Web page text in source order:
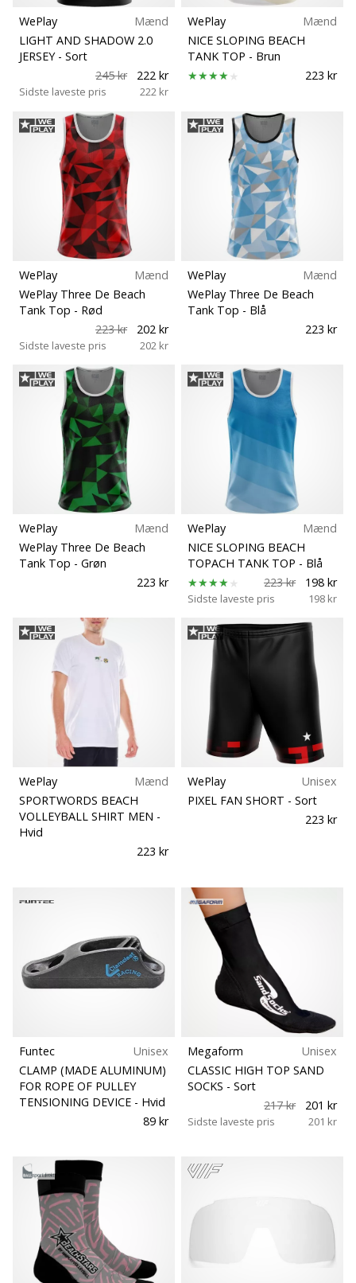
WePlay
Mænd
LIGHT AND SHADOW 2.0
JERSEY - Sort
245 kr
222 kr
Sidste laveste pris 222 kr
WePlay
Mænd
NICE SLOPING BEACH
TANK TOP - Brun
223 kr
WePlay
Mænd
WePlay Three De Beach
Tank Top - Rød
223 kr
202 kr
Sidste laveste pris 202 kr
WePlay
Mænd
WePlay Three De Beach
Tank Top - Blå
223 kr
WePlay
Mænd
WePlay Three De Beach
Tank Top - Grøn
223 kr
WePlay
Mænd
NICE SLOPING BEACH
TOPACH TANK TOP - Blå
223 kr
198 kr
Sidste laveste pris 198 kr
WePlay
Mænd
SPORTWORDS BEACH
VOLLEYBALL SHIRT MEN -
Hvid
223 kr
WePlay
Unisex
PIXEL FAN SHORT - Sort
223 kr
Funtec
Unisex
CLAMP (MADE ALUMINUM)
FOR ROPE OF PULLEY
TENSIONING DEVICE - Hvid
89 kr
Megaform
Unisex
CLASSIC HIGH TOP SAND
SOCKS - Sort
217 kr
201 kr
Sidste laveste pris 201 kr